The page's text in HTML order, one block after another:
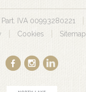
IVA 00993280221
Cookies Sitemap